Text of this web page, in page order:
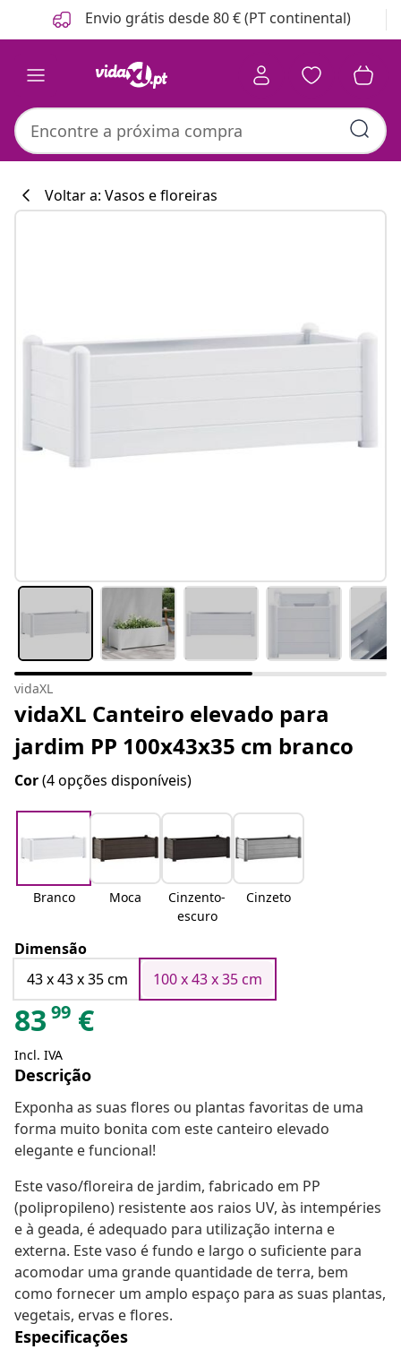
Anterior
Seguinte Envio grátis desde 80 € (PT continental)
Voltar a: Vasos e floreiras
vidaXL
vidaXL Canteiro elevado para
jardim PP 100x43x35 cm branco
Cor(4 opções disponíveis)
Branco Moca
Cinzento-
escuro
Cinzeto
Dimensão
43 x 43 x 35 cm
100 x 43 x 35 cm
83 99 €
Incl. IVA
Descrição
Exponha as suas flores ou plantas favoritas de uma
forma muito bonita com este canteiro elevado
elegante e funcional!
Este vaso/floreira de jardim, fabricado em PP
(polipropileno) resistente aos raios UV, às intempéries
e à geada, é adequado para utilização interna e
externa. Este vaso é fundo e largo o suficiente para
acomodar uma grande quantidade de terra, bem
como fornecer um amplo espaço para as suas plantas,
vegetais, ervas e flores.
Especificações